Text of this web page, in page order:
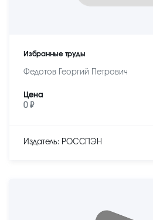
Избранные труды
Федотов Георгий Петрович
Цена
0 ₽
Издатель: РОССПЭН